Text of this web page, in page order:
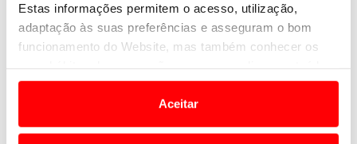
Estas informações permitem o acesso, utilização,
adaptação às suas preferências e asseguram o bom
funcionamento do Website, mas também conhecer os
e anúncios de modo a promover produtos e/ou serviços.
Em alguns casos, a utilização destas tecnologias
Aceitar